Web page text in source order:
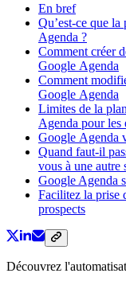
En bref
Qu’est-ce que
Agenda ?
Comment créer
Google Agenda
Comment
Google Agenda
Limites de la
Agenda pour les
Google Agenda
Quand faut-il
vous à une autre
Google Agenda
Facilitez la prise
prospects
Découvrez